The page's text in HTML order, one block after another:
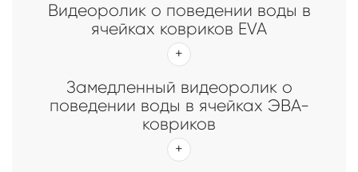
Видеоролик о поведении воды в
ячейках ковриков EVA
Замедленный видеоролик о
поведении воды в ячейках ЭВА-
ковриков